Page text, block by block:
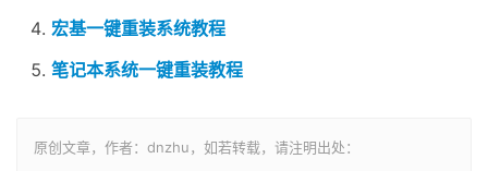
宏基一键重装系统教程
笔记本系统一键重装教程
原创文章，作者：dnzhu，如若转载，请注明出处：